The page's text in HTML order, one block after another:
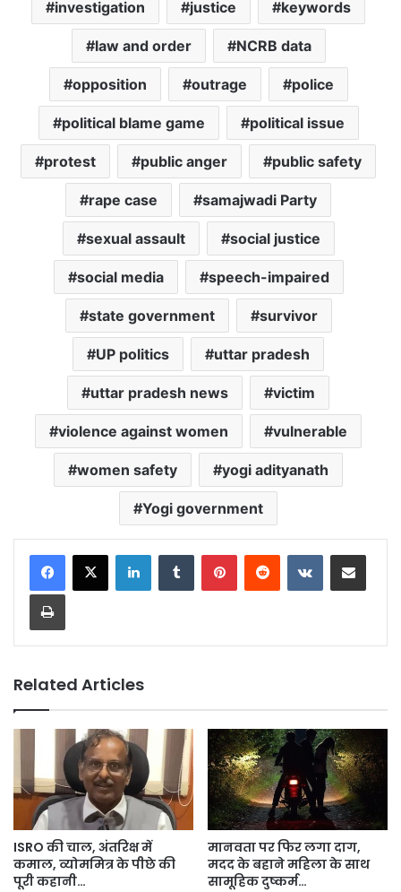
investigation justice keywords
law and order NCRB data
opposition outrage police
political blame game political issue
protest public anger public safety
rape case samajwadi Party
sexual assault social justice
social media speech-impaired
state government survivor
UP politics uttar pradesh
uttar pradesh news victim
violence against women vulnerable
women safety yogi adityanath
Yogi government
LinkedInTumblr PinterestReddit VKontakteShare via Email
Print
Related Articles
ISRO की चाल, अंतरिक्ष में
कमाल, व्योममित्र के पीछे की
पूरी कहानी…
मानवता पर फिर लगा दाग,
मदद के बहाने महिला के साथ
सामूहिक दुष्कर्म…